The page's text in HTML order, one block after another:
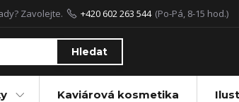
Hledat
Zavolejte. +420 602 263 544 (Po-Pá, 8-15 hod.)
Kaviárová kosmetika